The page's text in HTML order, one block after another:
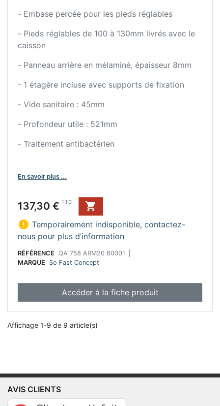
- Embase percée pour les pieds réglables
- Pieds réglables de 100 à 130mm livrés avec le
caisson
- Panneau arrière en mélaminé, épaisseur 8mm
- 1 étagère incluse avec supports de fixation
- Vide sanitaire : 45mm
- Profondeur utile : 521mm
- Traitement antibactérien
En savoir plus ...
Prix
137,30 € TTC

 Temporairement indisponible, contactez-
nous pour plus d’information
RÉFÉRENCE QA 758 ARM20 60001
MARQUE
So Fast Concept
Accéder à la fiche produit
Affichage 1-9 de 9 article(s)
AVIS CLIENTS